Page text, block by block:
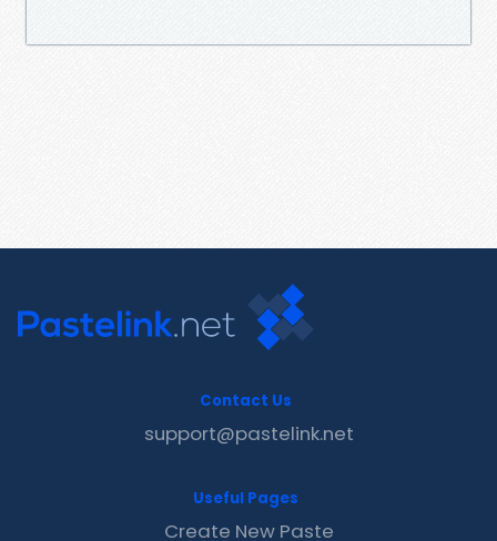
Contact Us
support@pastelink.net
Useful Pages
Create New Paste